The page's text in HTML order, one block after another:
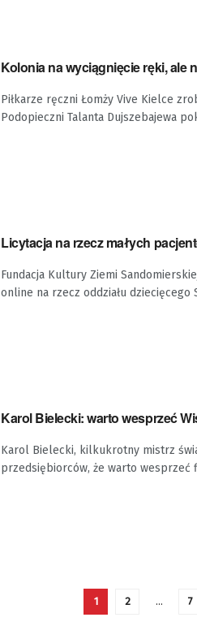
Kolonia na wyciągnięcie ręki, ale
Piłkarze ręczni Łomży Vive Kielce
Podopieczni Talanta Dujszebajewa
Licytacja na rzecz małych
Fundacja Kultury Ziemi
online na rzecz oddziału dziecięcego
Karol Bielecki: warto wesprzeć
Karol Bielecki, kilkukrotny mistrz
przedsiębiorców, że warto wesprzeć
1 2 … 7